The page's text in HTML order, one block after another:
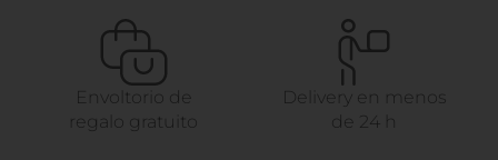
Envoltorio de
regalo gratuito
Delivery en menos
de 24 h